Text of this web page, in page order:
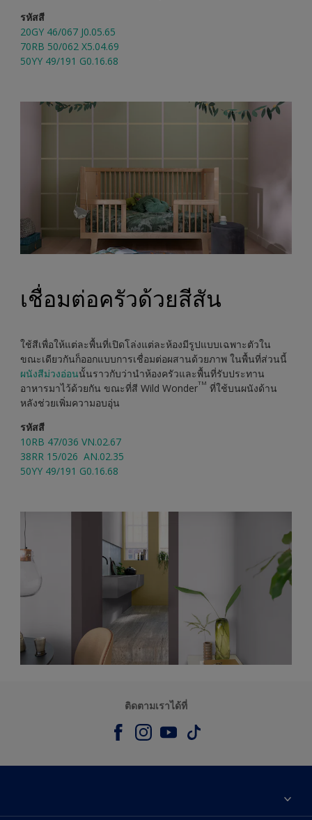
รหัสสี
20GY 46/067 J0.05.65
70RB 50/062 X5.04.69
50YY 49/191 G0.16.68
เชื่อมต่อครัวด้วยสีสัน
ใช้สีเพื่อให้แต่ละพื้นที่เปิดโล่งแต่ละห้องมีรูปแบบเฉพาะตัวใน
ขณะเดียวกันก็ออกแบบการเชื่อมต่อผสานด้วยภาพ ในพื้นที่ส่วนนี้
ผนังสีม่วงอ่อนนั้นราวกับว่านำห้องครัวและพื้นที่รับประทาน
อาหารมาไว้ด้วยกัน ขณะที่สี Wild WonderTM ที่ใช้บนผนังด้าน
หลังช่วยเพิ่มความอบอุ่น
รหัสสี
10RB 47/036 VN.02.67
38RR 15/026 AN.02.35
50YY 49/191 G0.16.68
ติดตามเราได้ที่